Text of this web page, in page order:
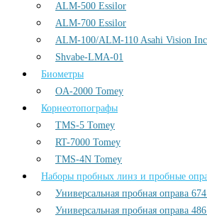
ALM-500 Essilor
ALM-700 Essilor
ALM-100/ALM-110 Asahi Vision
Shvabe-LMA-01
Биометры
OA-2000 Tomey
Корнеотопографы
TMS-5 Tomey
RT-7000 Tomey
TMS-4N Tomey
Наборы пробных линз и пробные
Универсальная пробная оправа
Универсальная пробная оправа